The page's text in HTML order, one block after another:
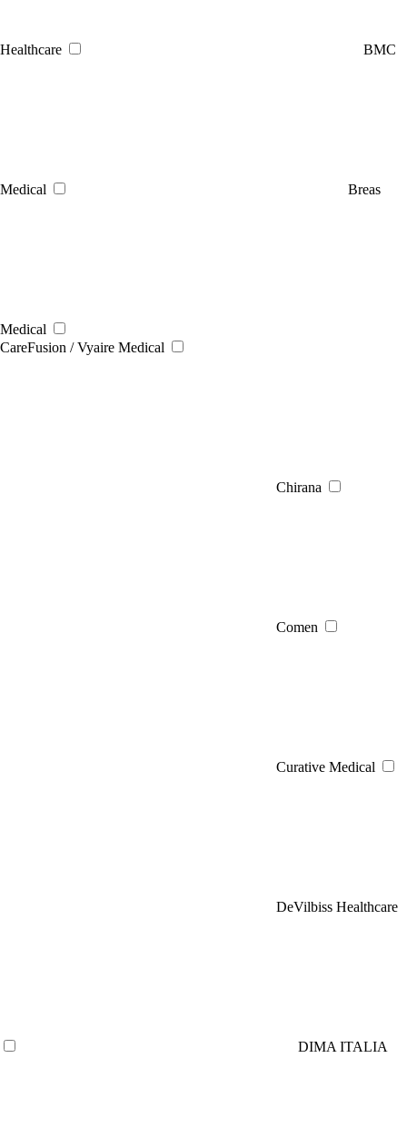
Healthcare BMC
Medical Breas
Medical
CareFusion / Vyaire Medical
Chirana
Comen
Curative Medical
DeVilbiss Healthcare
DIMA ITALIA